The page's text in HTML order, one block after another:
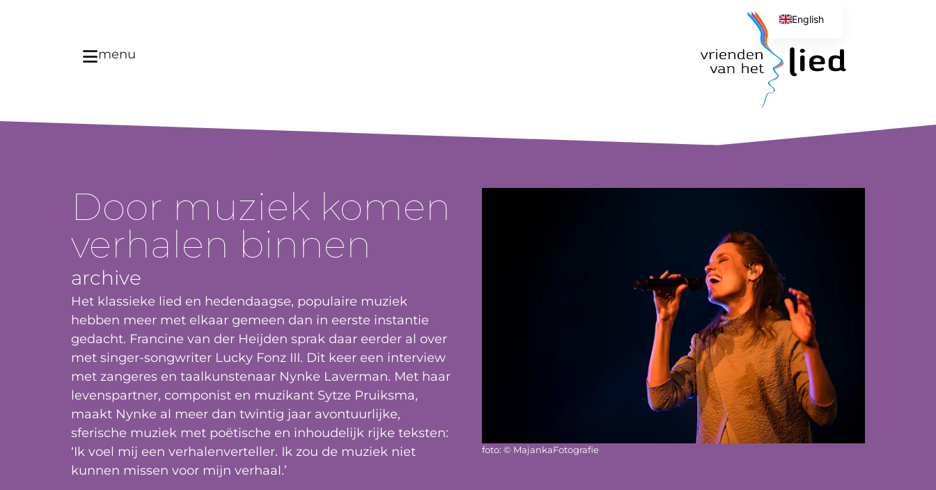
menu
Door muziek komen
verhalen binnen
archive
Het klassieke lied en hedendaagse, populaire muziek
hebben meer met elkaar gemeen dan in eerste instantie
gedacht. Francine van der Heijden sprak daar eerder al over
met singer-songwriter Lucky Fonz III. Dit keer een interview
met zangeres en taalkunstenaar Nynke Laverman. Met haar
levenspartner, componist en muzikant Sytze Pruiksma,
maakt Nynke al meer dan twintig jaar avontuurlijke,
sferische muziek met poëtische en inhoudelijk rijke teksten:
‘Ik voel mij een verhalenverteller. Ik zou de muziek niet
kunnen missen voor mijn verhaal.’
foto: © MajankaFotografie
English